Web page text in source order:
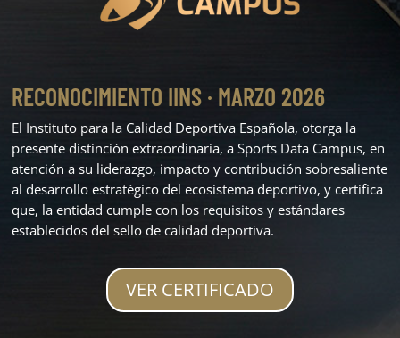
RECONOCIMIENTO IINS · MARZO 2026
El Instituto para la Calidad Deportiva Española, otorga la
presente distinción extraordinaria, a Sports Data Campus, en
atención a su liderazgo, impacto y contribución sobresaliente
al desarrollo estratégico del ecosistema deportivo, y certifica
que, la entidad cumple con los requisitos y estándares
establecidos del sello de calidad deportiva.
VER CERTIFICADO